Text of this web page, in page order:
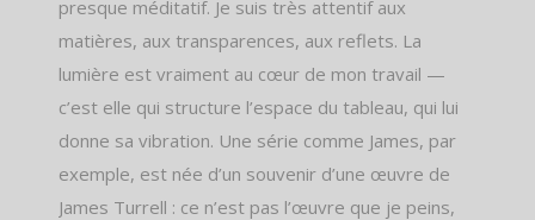
presque méditatif. Je suis très attentif aux
matières, aux transparences, aux reflets. La
lumière est vraiment au cœur de mon travail —
c’est elle qui structure l’espace du tableau, qui lui
donne sa vibration. Une série comme James, par
exemple, est née d’un souvenir d’une œuvre de
James Turrell : ce n’est pas l’œuvre que je peins,